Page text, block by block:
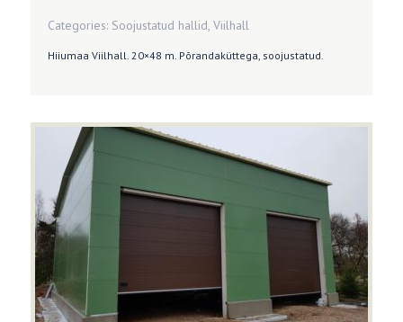
Categories: Soojustatud hallid, Viilhall
Hiiumaa Viilhall. 20×48 m. Põrandaküttega, soojustatud.